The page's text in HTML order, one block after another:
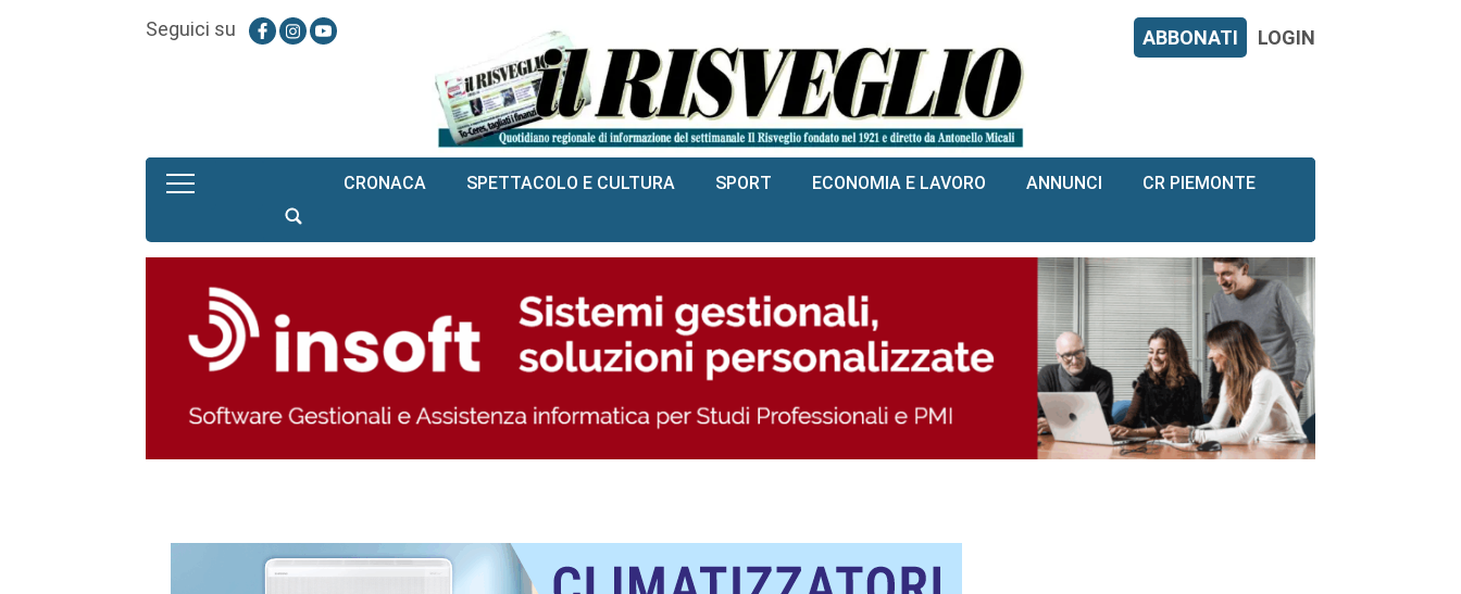
Seguici su ABBONATI LOGIN
CRONACA SPETTACOLO E CULTURA SPORT ECONOMIA E LAVORO ANNUNCI CR PIEMONTE